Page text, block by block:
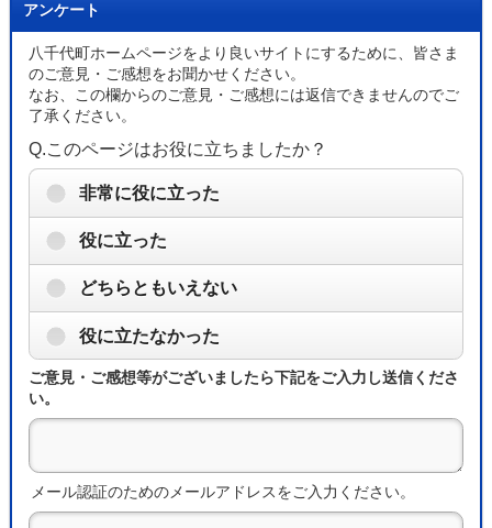
アンケート
八千代町ホームページをより良いサイトにするために、皆さま
のご意見・ご感想をお聞かせください。
なお、この欄からのご意見・ご感想には返信できませんのでご
了承ください。
Q.このページはお役に立ちましたか？
非常に役に立った
役に立った
どちらともいえない
役に立たなかった
ご意見・ご感想等がございましたら下記をご入力し送信くださ
い。
メール認証のためのメールアドレスをご入力ください。